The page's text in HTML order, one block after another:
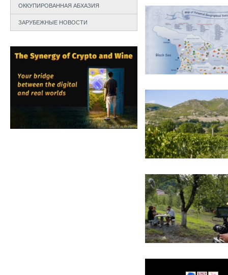
ОККУПИРОВАННАЯ АБХАЗИЯ
ЗАРУБЕЖНЫЕ НОВОСТИ